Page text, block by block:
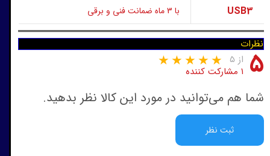
USB3 با 3 ماه ضمانت فنی و برقی
نظرات
۵ از ۵
۱ مشارکت کننده
شما هم می‌توانید در مورد این کالا نظر بدهید.
ثبت نظر